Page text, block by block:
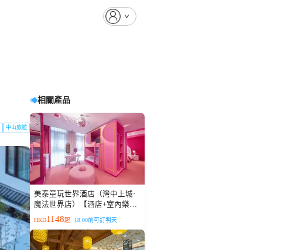
中山旅遊
相關產品
美泰童玩世界酒店（灣中上城·
魔法世界店）【酒店+室內樂園
一站式遊玩】
HKD1148起 18:00前可訂明天